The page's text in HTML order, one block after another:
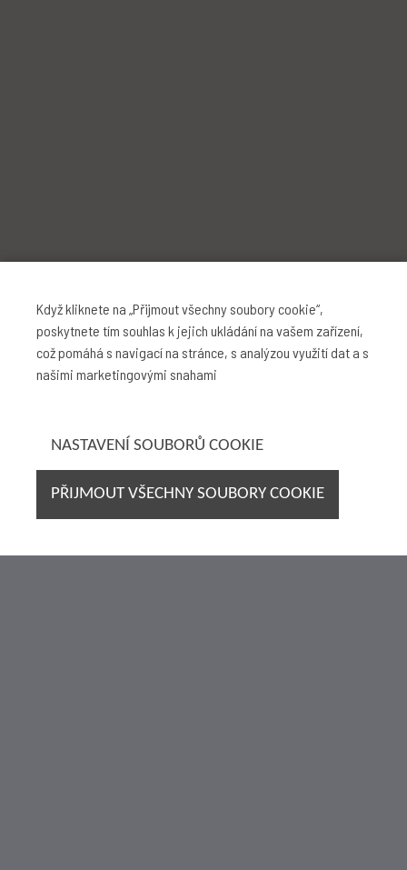
Když kliknete na „Přijmout všechny soubory cookie“,
poskytnete tím souhlas k jejich ukládání na vašem zařízení,
což pomáhá s navigací na stránce, s analýzou využití dat a s
našimi marketingovými snahami
NASTAVENÍ SOUBORŮ COOKIE
PŘIJMOUT VŠECHNY SOUBORY COOKIE